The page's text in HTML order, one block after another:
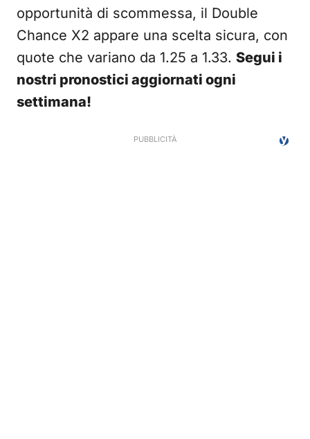
opportunità di scommessa, il Double
Chance X2 appare una scelta sicura, con
quote che variano da 1.25 a 1.33. Segui i
nostri pronostici aggiornati ogni
settimana!